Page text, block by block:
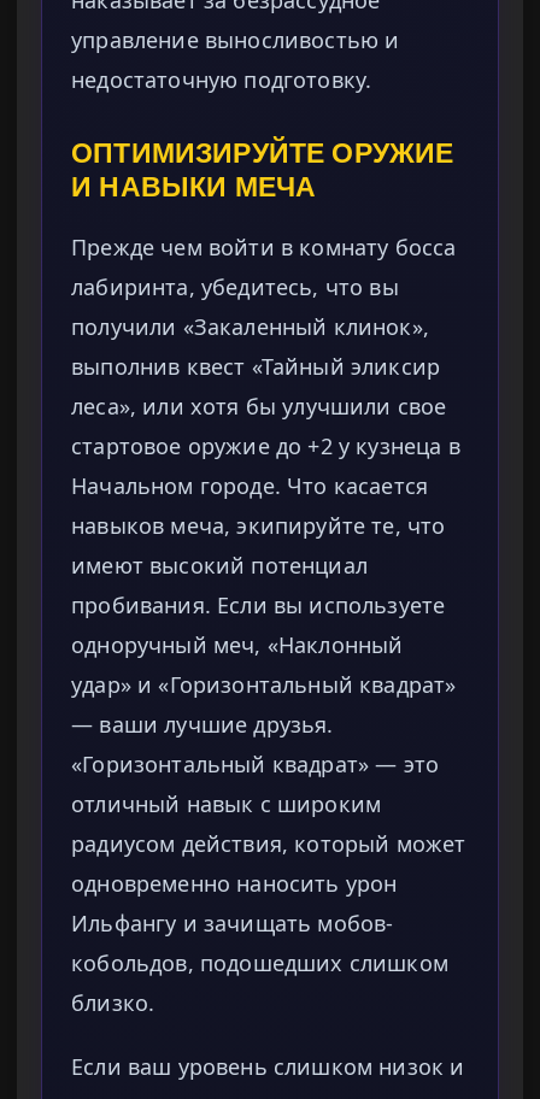
управление выносливостью и
недостаточную подготовку.
ОПТИМИЗИРУЙТЕ ОРУЖИЕ
И НАВЫКИ МЕЧА
Прежде чем войти в комнату босса
лабиринта, убедитесь, что вы
получили «Закаленный клинок»,
выполнив квест «Тайный эликсир
леса», или хотя бы улучшили свое
стартовое оружие до +2 у кузнеца в
Начальном городе. Что касается
навыков меча, экипируйте те, что
имеют высокий потенциал
пробивания. Если вы используете
одноручный меч, «Наклонный
удар» и «Горизонтальный квадрат»
— ваши лучшие друзья.
«Горизонтальный квадрат» — это
отличный навык с широким
радиусом действия, который может
одновременно наносить урон
Ильфангу и зачищать мобов-
кобольдов, подошедших слишком
близко.
Если ваш уровень слишком низок и